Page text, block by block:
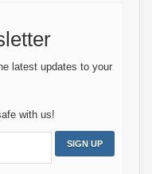
latest updates to your
with us!